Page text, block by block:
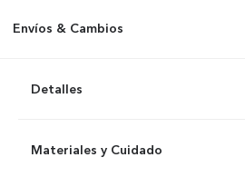
Envíos & Cambios
Detalles
Materiales y Cuidado